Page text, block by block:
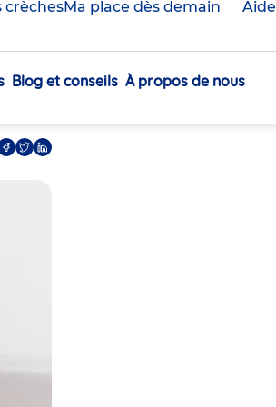
crèchesMa place dès demain Aide
Blog et conseils À propos de nous